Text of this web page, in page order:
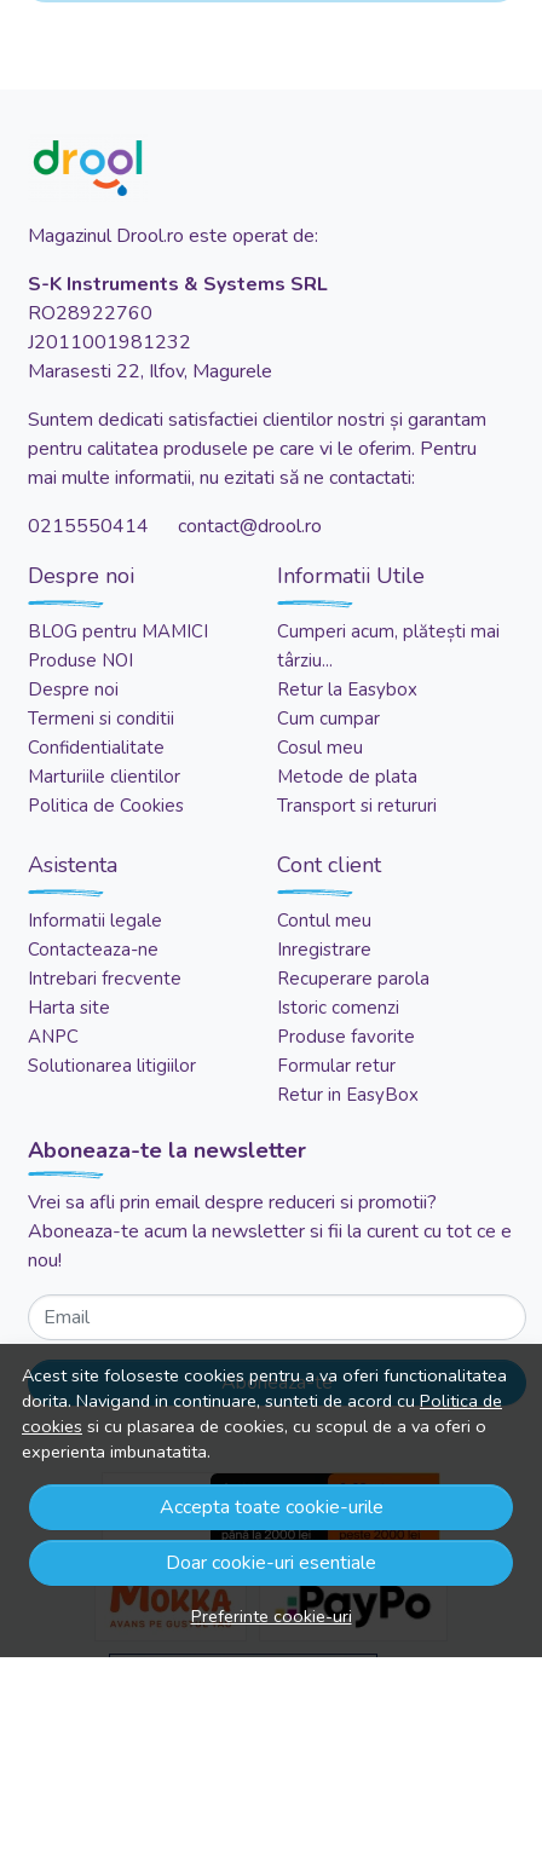
Acest site foloseste cookies pentru a va oferi functionalitatea
dorita. Navigand in continuare, sunteti de acord cuPolitica de
cookies si cu plasarea de cookies, cu scopul de a va oferi o
experienta imbunatatita.
Accepta toate cookie-urile
Doar cookie-uri esentiale
Preferinte cookie-uri
Magazinul Drool.ro este operat de:
S-K Instruments & Systems SRL
RO28922760
J2011001981232
Marasesti 22, Ilfov, Magurele
Suntem dedicati satisfactiei clientilor nostri și garantam
pentru calitatea produsele pe care vi le oferim. Pentru
mai multe informatii, nu ezitati să ne contactati:
0215550414 contact@drool.ro
Despre noi
BLOG pentru MAMICI
Produse NOI
Despre noi
Termeni si conditii
Confidentialitate
Marturiile clientilor
Politica de Cookies
Informatii Utile
Cumperi acum, plătești mai
târziu...
Retur la Easybox
Cum cumpar
Cosul meu
Metode de plata
Transport si retururi
Asistenta
Informatii legale
Contacteaza-ne
Intrebari frecvente
Harta site
ANPC
Solutionarea litigiilor
Cont client
Contul meu
Inregistrare
Recuperare parola
Istoric comenzi
Produse favorite
Formular retur
Retur in EasyBox
Aboneaza-te la newsletter
Vrei sa afli prin email despre reduceri si promotii?
Aboneaza-te acum la newsletter si fii la curent cu tot ce e
nou!
Email
Aboneaza-te